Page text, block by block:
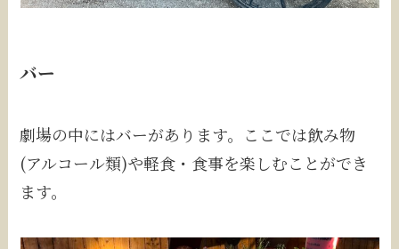
バー
劇場の中にはバーがあります。ここでは飲み物
(アルコール類)や軽食・食事を楽しむことができ
ます。